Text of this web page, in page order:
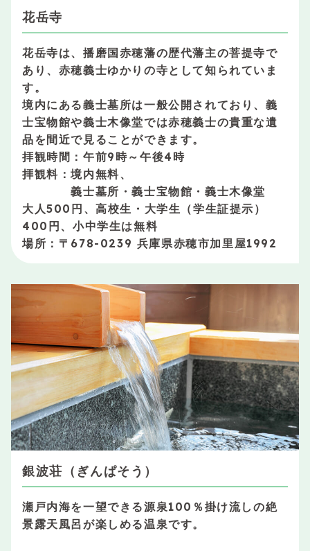
花岳寺
花岳寺は、播磨国赤穂藩の歴代藩主の菩提寺で
あり、赤穂義士ゆかりの寺として知られていま
す。
境内にある義士墓所は一般公開されており、義
士宝物館や義士木像堂では赤穂義士の貴重な遺
品を間近で見ることができます。
拝観時間：午前9時～午後4時
拝観料：境内無料、
義士墓所・義士宝物館・義士木像堂
大人500円、高校生・大学生（学生証提示）
400円、小中学生は無料
場所：〒678-0239 兵庫県赤穂市加里屋1992
銀波荘（ぎんぱそう）
瀬戸内海を一望できる源泉100％掛け流しの絶
景露天風呂が楽しめる温泉です。